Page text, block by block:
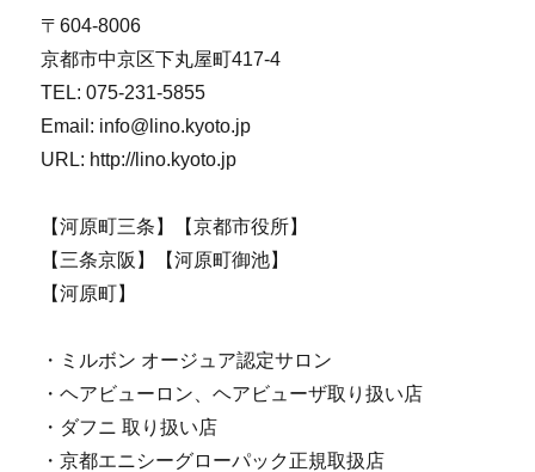
〒604-8006
京都市中京区下丸屋町417-4
TEL: 075-231-5855
Email: info@lino.kyoto.jp
URL: http://lino.kyoto.jp
【河原町三条】【京都市役所】
【三条京阪】【河原町御池】
【河原町】
・ミルボン オージュア認定サロン
・ヘアビューロン、ヘアビューザ取り扱い店
・ダフニ 取り扱い店
・京都エニシーグローパック正規取扱店